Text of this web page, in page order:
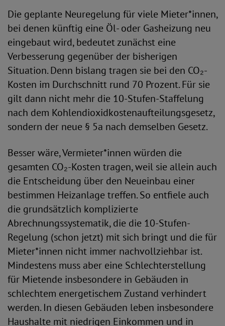
Die geplante Neuregelung für viele Mieter*innen,
bei denen künftig eine Öl- oder Gasheizung neu
eingebaut wird, bedeutet zunächst eine
Verbesserung gegenüber der bisherigen
Situation. Denn bislang tragen sie bei den CO₂-
Kosten im Durchschnitt rund 70 Prozent. Für sie
gilt dann nicht mehr die 10-Stufen-Staffelung
nach dem Kohlendioxidkostenaufteilungsgesetz,
sondern der neue § 5a nach demselben Gesetz.
Besser wäre, Vermieter*innen würden die
gesamten CO₂-Kosten tragen, weil sie allein auch
die Entscheidung über den Neueinbau einer
bestimmen Heizanlage treffen. So entfiele auch
die grundsätzlich komplizierte
Abrechnungssystematik, die die 10-Stufen-
Regelung (schon jetzt) mit sich bringt und die für
Mieter*innen nicht immer nachvollziehbar ist.
Mindestens muss aber eine Schlechterstellung
für Mietende insbesondere in Gebäuden in
schlechtem energetischem Zustand verhindert
werden. In diesen Gebäuden leben insbesondere
Haushalte mit niedrigen Einkommen und in